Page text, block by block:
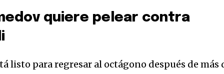
quiere pelear contra
listo para regresar al octágono después de más